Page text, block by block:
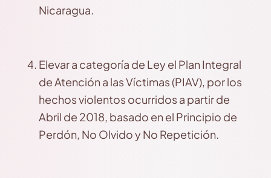
Nicaragua.
Elevar a categoría de Ley el Plan Integral
de Atención a las Víctimas (PIAV), por los
hechos violentos ocurridos a partir de
Abril de 2018, basado en el Principio de
Perdón, No Olvido y No Repetición.